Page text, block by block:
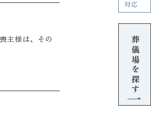
主様は、その
対応
葬儀場を探す